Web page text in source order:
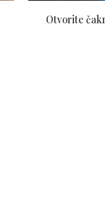
Otvorite